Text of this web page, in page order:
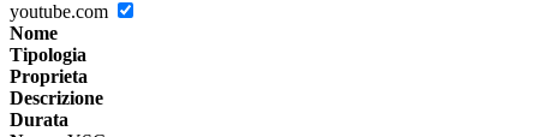
youtube.com
Nome
Tipologia
Proprieta
Descrizione
Durata